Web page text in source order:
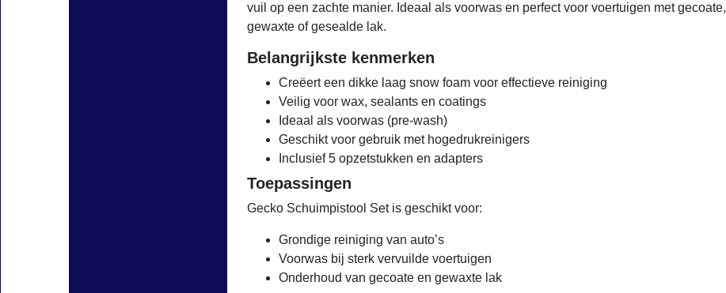
vuil op een zachte manier. Ideaal als voorwas en perfect voor voertuigen met gecoate,
gewaxte of gesealde lak.
Belangrijkste kenmerken
Creëert een dikke laag snow foam voor effectieve reiniging
Veilig voor wax, sealants en coatings
Ideaal als voorwas (pre-wash)
Geschikt voor gebruik met hogedrukreinigers
Inclusief 5 opzetstukken en adapters
Toepassingen
Gecko Schuimpistool Set is geschikt voor:
Grondige reiniging van auto’s
Voorwas bij sterk vervuilde voertuigen
Onderhoud van gecoate en gewaxte lak